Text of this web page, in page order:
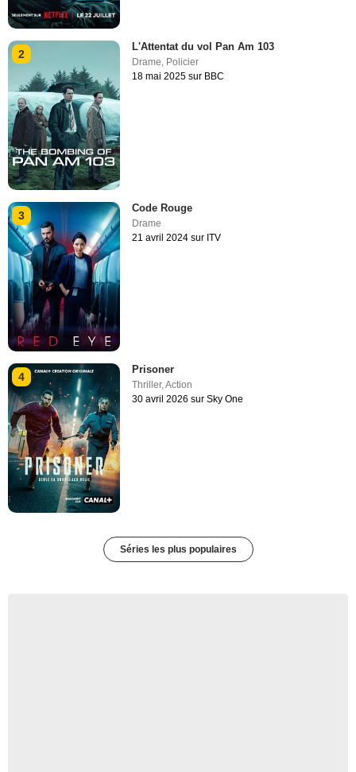
2
L'Attentat du vol Pan Am 103
Drame Policier
18 mai 2025 sur BBC
3
Code Rouge
Drame
21 avril 2024 sur ITV
4
Prisoner
Thriller,Action
30 avril 2026 sur Sky One
Séries les plus populaires